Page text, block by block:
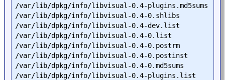
/var/lib/dpkg/info/libvisual-0.4-plugins.md5sums
/var/lib/dpkg/info/libvisual-0.4-0.shlibs
/var/lib/dpkg/info/libvisual-0.4-dev.list
/var/lib/dpkg/info/libvisual-0.4-0.list
/var/lib/dpkg/info/libvisual-0.4-0.postrm
/var/lib/dpkg/info/libvisual-0.4-0.postinst
/var/lib/dpkg/info/libvisual-0.4-0.md5sums
/var/lib/dpkg/info/libvisual-0.4-plugins.list